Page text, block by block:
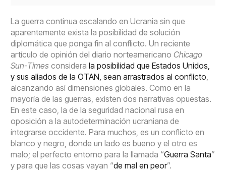
La guerra continua escalando en Ucrania sin que
aparentemente exista la posibilidad de solución
diplomática que ponga fin al conflicto. Un reciente
artículo de opinión del diario norteamericanoChicago
Sun-Times considerala posibilidad que Estados Unidos,
y sus aliados de la OTAN, sean arrastrados al conflicto,
alcanzando así dimensiones globales. Como en la
mayoría de las guerras, existen dos narrativas opuestas.
En este caso, la de la seguridad nacional rusa en
oposición a la autodeterminación ucraniana de
integrarse occidente. Para muchos, es un conflicto en
blanco y negro, donde un lado es bueno y el otro es
malo; el perfecto entorno para la llamada “Guerra Santa”
y para que las cosas vayan “de mal en peor”.